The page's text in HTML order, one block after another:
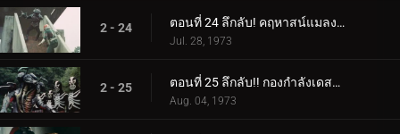
2 - 24 ตอนที่ 24 ลึกลับ! คฤหาสน์แมลงสาบ!!
Jul. 28, 1973
2 - 25 ตอนที่ 25 ลึกลับ!! กองกำลังเดสตรอน เรนเจอร์
Aug. 04, 1973